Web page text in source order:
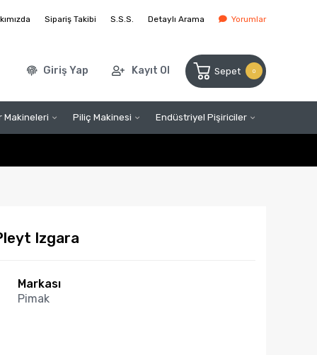
Sipariş Takibi S.S.S. Detaylı Arama Yorumlar
Giriş Yap Kayıt Ol Sepet 0
Makineleri Piliç Makinesi Endüstriyel Pişiriciler
Izgara
Markası
Pimak